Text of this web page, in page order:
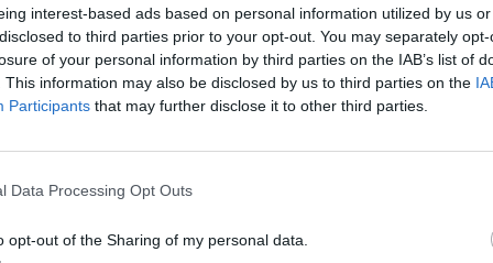
interest-based ads based on personal information utilized by us
to third parties prior to your opt-out. You may separately
of your personal information by third parties on the IAB’s list of
This information may also be disclosed by us to third parties on the
Participants that may further disclose it to other third parties.
Data Processing Opt Outs
opt-out of the Sharing of my personal data.
0 reacties